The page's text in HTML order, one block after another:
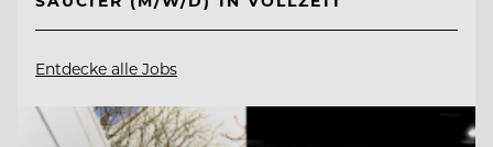
Entdecke alle Jobs